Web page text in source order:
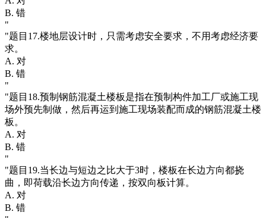
B. 错
"
"题目17.楼地层设计时，只需考虑安全要求，不用考虑经济要
求。
A. 对
B. 错
"
"题目18.预制钢筋混凝土楼板是指在预制构件加工厂或施工现
场外预先制做，然后再运到施工现场装配而成的钢筋混凝土楼
板。
A. 对
B. 错
"
"题目19.当长边与短边之比大于3时，楼板在长边方向都挠
曲，即荷载沿长边方向传递，按双向板计算。
A. 对
B. 错